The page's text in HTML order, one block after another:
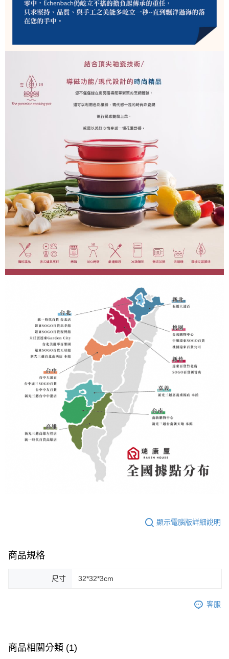
顯示電腦版詳細說明
商品規格
尺寸 32*32*3cm
客服
商品相關分類 (1)